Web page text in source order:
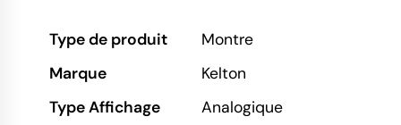
Type de produit
Montre
Marque
Kelton
Type Affichage
Analogique